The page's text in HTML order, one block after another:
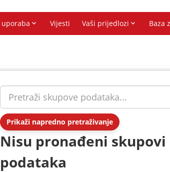
Prikaži napredno pretraživanje
Nisu pronađeni skupovi
podataka